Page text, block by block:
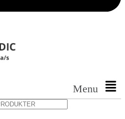
Menu